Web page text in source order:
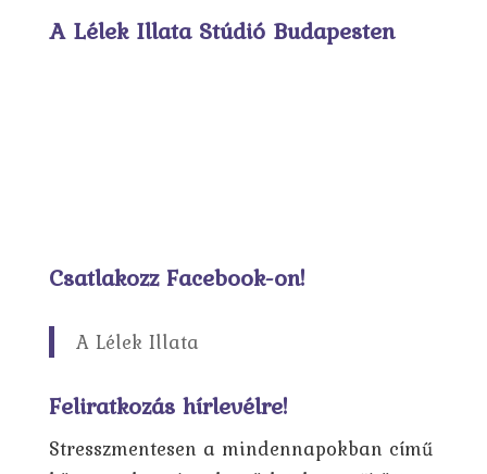
A Lélek Illata Stúdió Budapesten
Csatlakozz Facebook-on!
A Lélek Illata
Feliratkozás hírlevélre!
Stresszmentesen a mindennapokban című